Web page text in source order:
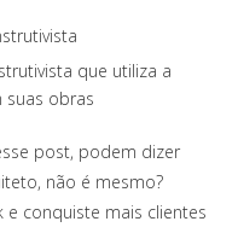
que utiliza a
suas obras
post, podem dizer
não é mesmo?
conquiste mais clientes